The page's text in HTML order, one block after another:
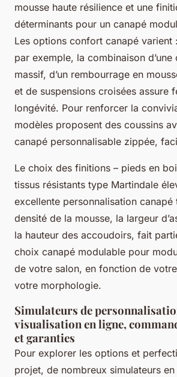
mousse haute résilience et une
déterminants pour un canapé
Les options confort canapé varient
par exemple, la combinaison d’une
massif, d’un rembourrage en
et de suspensions croisées assure
longévité. Pour renforcer la
modèles proposent des coussins
canapé personnalisable zippée,
Le choix des finitions – pieds en
tissus résistants type Martindale
excellente personnalisation canapé
densité de la mousse, la largeur
la hauteur des accoudoirs, fait
choix canapé modulable pour
de votre salon, en fonction de
votre morphologie.
Simulateurs de
visualisation en ligne,
et garanties
Pour explorer les options et
projet, de nombreux simulateurs